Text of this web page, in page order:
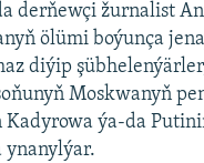
derňewçi žurnalist
ölümi boýunça
diýip
Moskwanyň
Kadyrowa ýa-da
ynanylýar.